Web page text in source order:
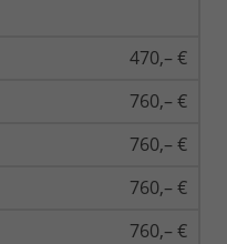
470,– €
760,– €
760,– €
760,– €
760,– €